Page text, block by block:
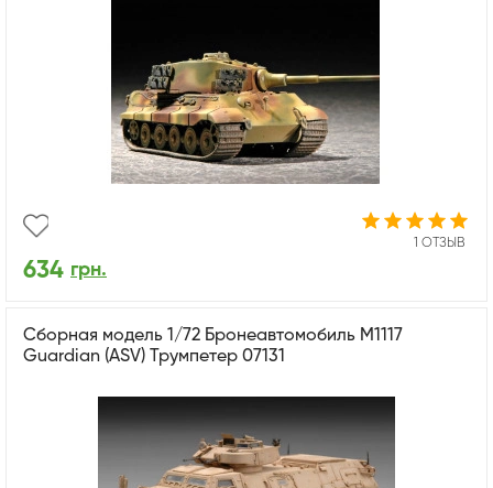
1 ОТЗЫВ
634 грн.
Сборная модель 1/72 Бронеавтомобиль M1117
Guardian (ASV) Трумпетер 07131